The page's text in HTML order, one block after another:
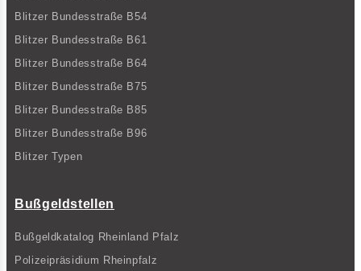
Blitzer Bundesstraße B54
Blitzer Bundesstraße B61
Blitzer Bundesstraße B64
Blitzer Bundesstraße B75
Blitzer Bundesstraße B85
Blitzer Bundesstraße B96
Blitzer Typen
Bußgeldstellen
Bußgeldkatalog Rheinland Pfalz
Polizeipräsidium Rheinpfalz